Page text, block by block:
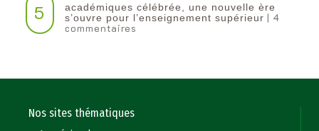
5
académiques célébrée, une nouvelle ère
s’ouvre pour l’enseignement supérieur | 4
commentaires
Nos sites thématiques